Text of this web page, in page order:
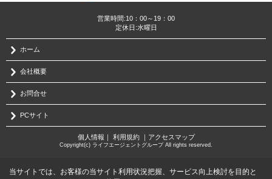
営業時間:10：00～19：00
定休日:水曜日
ホーム
会社概要
お問合せ
PCサイト
個人情報 ｜ 利用規約｜ アクセスマップ
Copyright(c) ライフエージェントグループ All rights reserved.
当サイトでは、お客様の当サイト利用状況把握、サービス向上検討を目的と